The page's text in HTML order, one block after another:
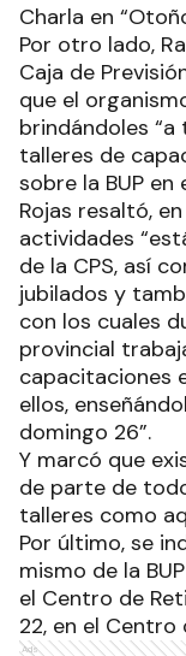
Charla en
Por otro lado,
Caja de
que el
brindándoles
talleres de
sobre la BUP
Rojas resaltó,
actividades
de la CPS, así
jubilados y
con los cuales
provincial
capacitaciones
ellos,
domingo 26”.
Y marcó que
de parte de
talleres como
Por último, se
mismo de la
el Centro de
22, en el Centro
Ads